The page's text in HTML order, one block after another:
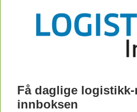
Få daglige
innboksen